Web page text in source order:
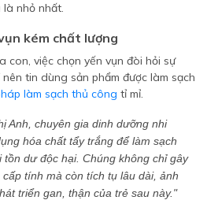
là nhỏ nhất.
kém chất lượng
con, việc chọn yến vụn đòi hỏi sự
tin dùng sản phẩm được làm sạch
làm sạch thủ công tỉ mỉ.
Anh, chuyên gia dinh dưỡng nhi
hóa chất tẩy trắng để làm sạch
tồn dư độc hại. Chúng không chỉ gây
tính mà còn tích tụ lâu dài, ảnh
triển gan, thận của trẻ sau này."